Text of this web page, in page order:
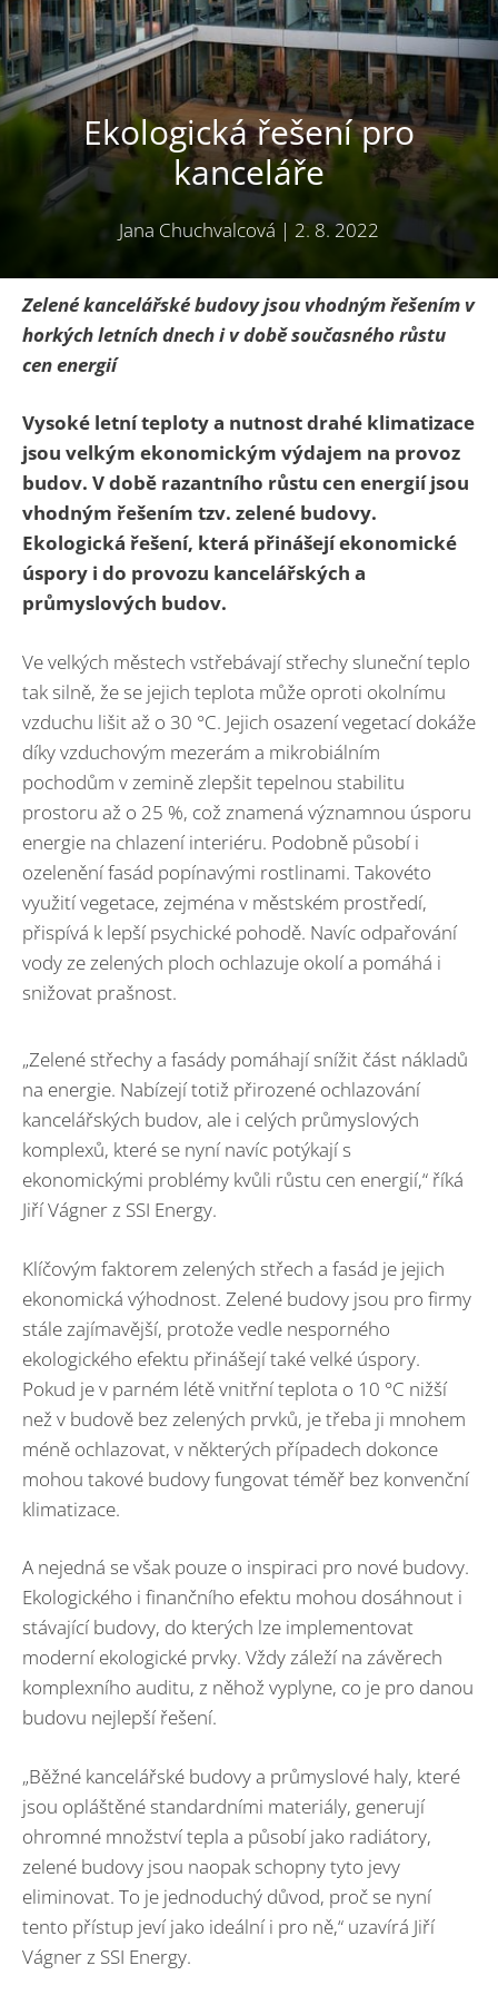
Ekologická řešení pro
kanceláře
Jana Chuchvalcová | 2. 8. 2022
Zelené kancelářské budovy jsou vhodným řešením v
horkých letních dnech i v době současného růstu
cen energií
Vysoké letní teploty a nutnost drahé klimatizace
jsou velkým ekonomickým výdajem na provoz
budov. V době razantního růstu cen energií jsou
vhodným řešením tzv. zelené budovy.
Ekologická řešení, která přinášejí ekonomické
úspory i do provozu kancelářských a
průmyslových budov.
Ve velkých městech vstřebávají střechy sluneční teplo
tak silně, že se jejich teplota může oproti okolnímu
vzduchu lišit až o 30 °C. Jejich osazení vegetací dokáže
díky vzduchovým mezerám a mikrobiálním
pochodům v zemině zlepšit tepelnou stabilitu
prostoru až o 25 %, což znamená významnou úsporu
energie na chlazení interiéru. Podobně působí i
ozelenění fasád popínavými rostlinami. Takovéto
využití vegetace, zejména v městském prostředí,
přispívá k lepší psychické pohodě. Navíc odpařování
vody ze zelených ploch ochlazuje okolí a pomáhá i
snižovat prašnost.
„Zelené střechy a fasády pomáhají snížit část nákladů
na energie. Nabízejí totiž přirozené ochlazování
kancelářských budov, ale i celých průmyslových
komplexů, které se nyní navíc potýkají s
ekonomickými problémy kvůli růstu cen energií,“ říká
Jiří Vágner z SSI Energy.
Klíčovým faktorem zelených střech a fasád je jejich
ekonomická výhodnost. Zelené budovy jsou pro firmy
stále zajímavější, protože vedle nesporného
ekologického efektu přinášejí také velké úspory.
Pokud je v parném létě vnitřní teplota o 10 °C nižší
než v budově bez zelených prvků, je třeba ji mnohem
méně ochlazovat, v některých případech dokonce
mohou takové budovy fungovat téměř bez konvenční
klimatizace.
A nejedná se však pouze o inspiraci pro nové budovy.
Ekologického i finančního efektu mohou dosáhnout i
stávající budovy, do kterých lze implementovat
moderní ekologické prvky. Vždy záleží na závěrech
komplexního auditu, z něhož vyplyne, co je pro danou
budovu nejlepší řešení.
„Běžné kancelářské budovy a průmyslové haly, které
jsou opláštěné standardními materiály, generují
ohromné množství tepla a působí jako radiátory,
zelené budovy jsou naopak schopny tyto jevy
eliminovat. To je jednoduchý důvod, proč se nyní
tento přístup jeví jako ideální i pro ně,“ uzavírá Jiří
Vágner z SSI Energy.